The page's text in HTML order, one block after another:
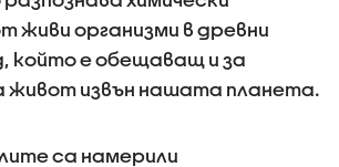
живи организми в древни
който е обещаващ и за
живот извън нашата планета.
са намерили